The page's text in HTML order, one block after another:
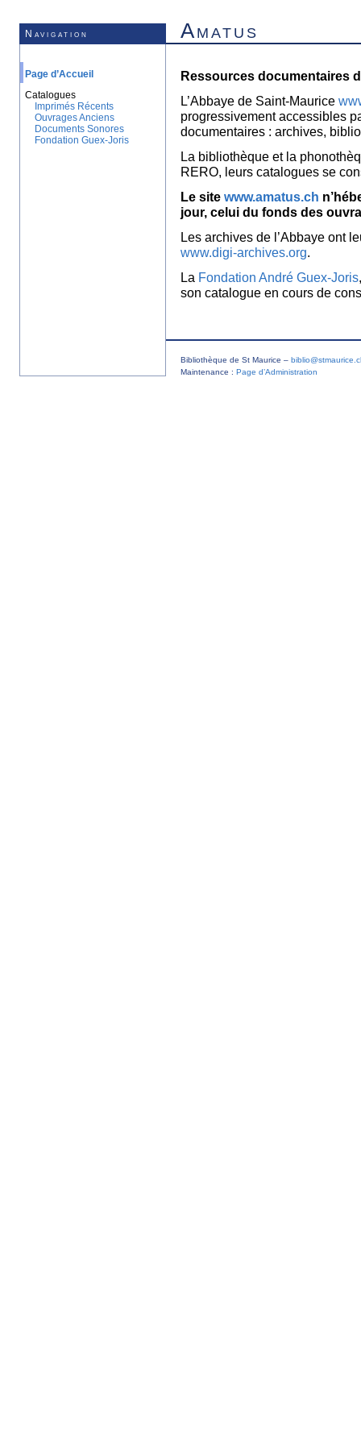
Navigation Amatus
Page d’Accueil
Catalogues
Imprimés Récents
Ouvrages Anciens
Documents Sonores
Fondation Guex-Joris
Ressources documentaires
L’Abbaye de Saint-Maurice
progressivement accessibles
documentaires : archives,
La bibliothèque et la
RERO, leurs catalogues se
Le site www.amatus.ch
jour, celui du fonds des
Les archives de l’Abbaye ont
www.digi-archives.org.
La Fondation André Guex-Joris
son catalogue en cours de
Bibliothèque de St Maurice –
Maintenance : Page d’Administration